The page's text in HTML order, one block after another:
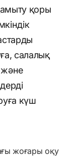
қоры
салалық
күш
жоғары оқу